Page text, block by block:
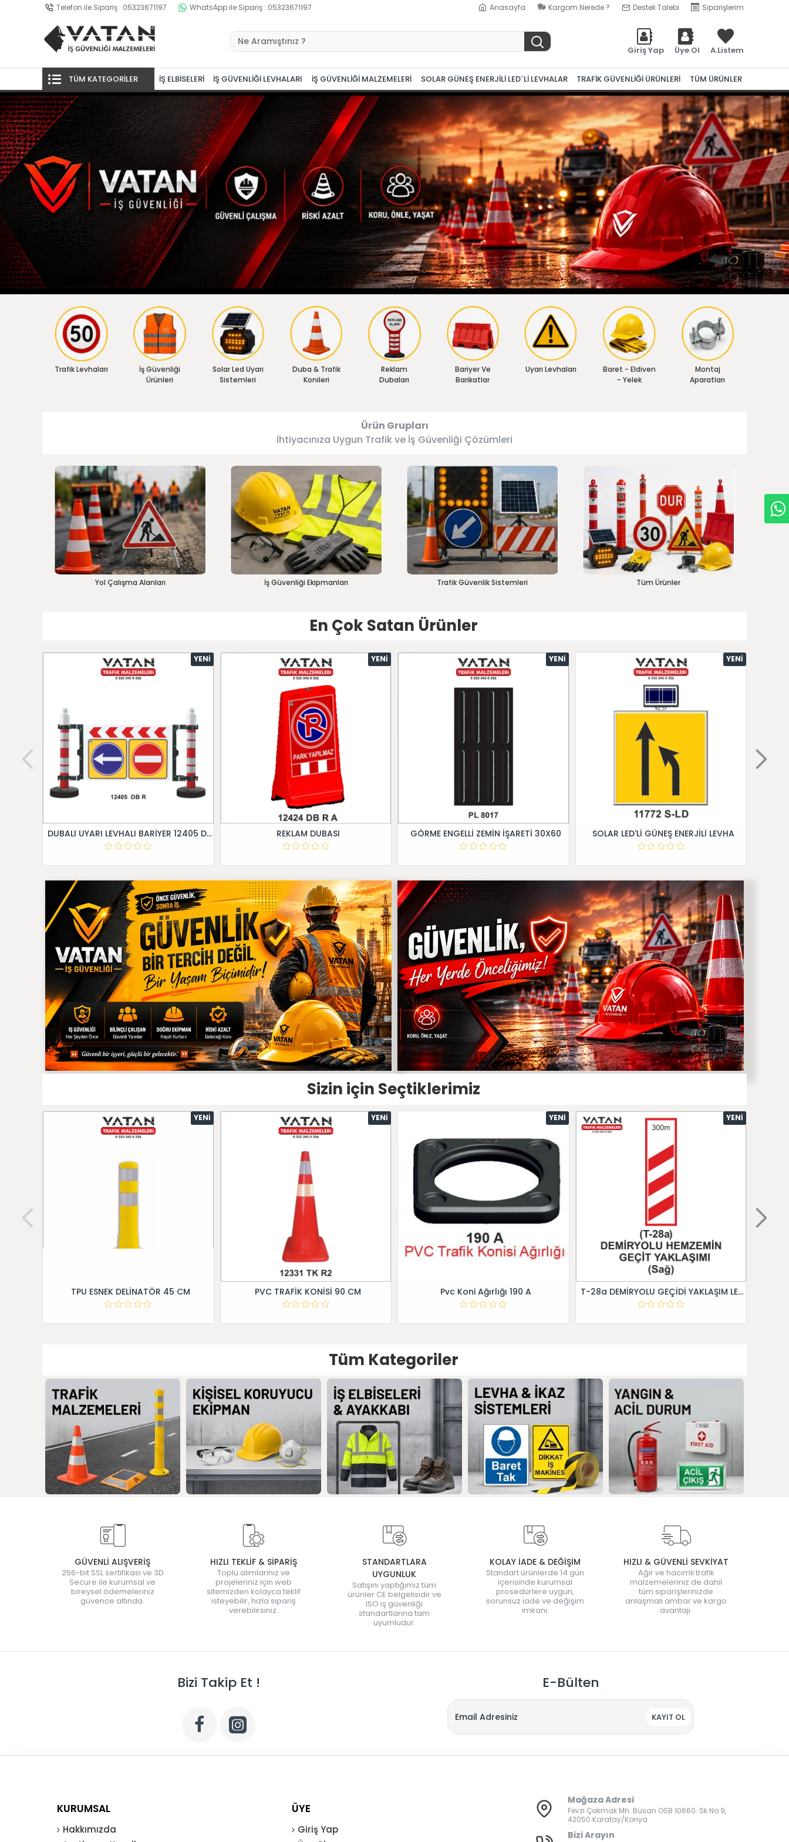
Telefon ile Sipariş : 05323671197 WhatsApp ile Sipariş : 05323671197 Anasayfa Kargom Nerede ? Destek Talebi Siparişlerim
Giriş Yap Üye Ol A.Listem
TÜM KATEGORİLER İŞ ELBİSELERİ İŞ GÜVENLİĞİ LEVHALARI İŞ GÜVENLİĞİ MALZEMELERİ SOLAR GÜNEŞ ENERJİLİ LED´Lİ LEVHALAR TRAFİK GÜVENLİĞİ ÜRÜNLERİ TÜM ÜRÜNLER
Trafik Levhaları
İş Güvenliği
Ürünleri
Solar Led Uyarı
Sistemleri
Duba & Trafik
Konileri
Reklam
Dubaları
Bariyer Ve
Barikatlar
Uyarı Levhaları
Baret - Eldiven
- Yelek
Montaj
Aparatları
Ürün Grupları
İhtiyacınıza Uygun Trafik ve İş Güvenliği Çözümleri
Yol Çalışma Alanları İş Güvenliği Ekipmanları Trafik Güvenlik Sistemleri Tüm Ürünler
En Çok Satan Ürünler
YENI
DUBALI UYARI LEVHALI BARİYER 12405 DB R
YENI
REKLAM DUBASI
YENI
GÖRME ENGELLİ ZEMİN İŞARETİ 30X60
YENI
SOLAR LED'Lİ GÜNEŞ ENERJİLİ LEVHA
Sizin için Seçtiklerimiz
YENI
TPU ESNEK DELİNATÖR 45 CM
YENI
PVC TRAFİK KONİSİ 90 CM
YENI
Pvc Koni Ağırlığı 190 A
YENI
T-28a DEMİRYOLU GEÇİDİ YAKLAŞIM LEVHALARI (Sağ)
Tüm Kategoriler
GÜVENLİ ALIŞVERİŞ
256-bit SSL sertifikası ve 3D
Secure ile kurumsal ve
bireysel ödemeleriniz
güvence altında.
HIZLI TEKLİF & SİPARİŞ
Toplu alımlarınız ve
projeleriniz için web
sitemizden kolayca teklif
isteyebilir, hızla sipariş
verebilirsiniz.
STANDARTLARA
UYGUNLUK
Satışını yaptığımız tüm
ürünler CE belgelisidir ve
ISO iş güvenliği
standartlarına tam
uyumludur.
KOLAY İADE & DEĞİŞİM
Standart ürünlerde 14 gün
içerisinde kurumsal
prosedürlere uygun,
sorunsuz iade ve değişim
imkanı.
HIZLI & GÜVENLİ SEVKİYAT
Ağır ve hacimli trafik
malzemeleriniz de dahil
tüm siparişlerinizde
anlaşmalı ambar ve kargo
avantajı.
Bizi Takip Et ! E-Bülten
KAYIT OL
KURUMSAL
Hakkımızda
ÜYE
Giriş Yap
Mağaza Adresi
Fevzi Çakmak Mh. Büsan OSB 10660. Sk No:9,
42050 Karatay/Konya
Bizi Arayın